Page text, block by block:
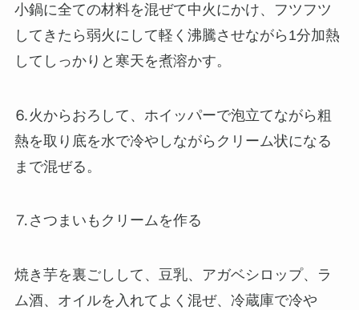
小鍋に全ての材料を混ぜて中火にかけ、フツフツ
してきたら弱火にして軽く沸騰させながら1分加熱
してしっかりと寒天を煮溶かす。
⒍火からおろして、ホイッパーで泡立てながら粗
熱を取り底を水で冷やしながらクリーム状になる
まで混ぜる。
⒎さつまいもクリームを作る
焼き芋を裏ごしして、豆乳、アガベシロップ、ラ
ム酒、オイルを入れてよく混ぜ、冷蔵庫で冷や